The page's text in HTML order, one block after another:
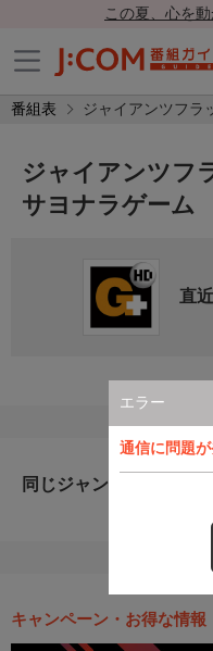
この夏、心を
番組表 ジャイアンツフラ
エラー
通信に問題
ジャイアンツフ
サヨナラゲーム
直
同じジャンルのおすすめ
キャンペーン・お得な情報